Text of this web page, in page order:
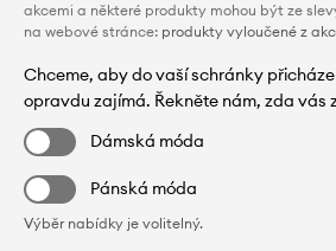
akcemi a některé produkty mohou být ze
na webové stránce: produkty vyloučené z
Chceme, aby do vaší schránky
opravdu zajímá. Řekněte nám, zda vás
Dámská móda
Pánská móda
Výběr nabídky je volitelný.